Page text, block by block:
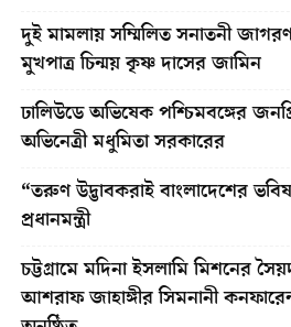
দুই মামলায় সম্মিলিত সনাতনী
মুখপাত্র চিন্ময় কৃষ্ণ দাসের জামিন
ঢালিউডে অভিষেক পশ্চিমবঙ্গের
অভিনেত্রী মধুমিতা সরকারের
“তরুণ উদ্ভাবকরাই বাংলাদেশের
প্রধানমন্ত্রী
চট্টগ্রামে মদিনা ইসলামি মিশনের
আশরাফ জাহাঙ্গীর সিমনানী